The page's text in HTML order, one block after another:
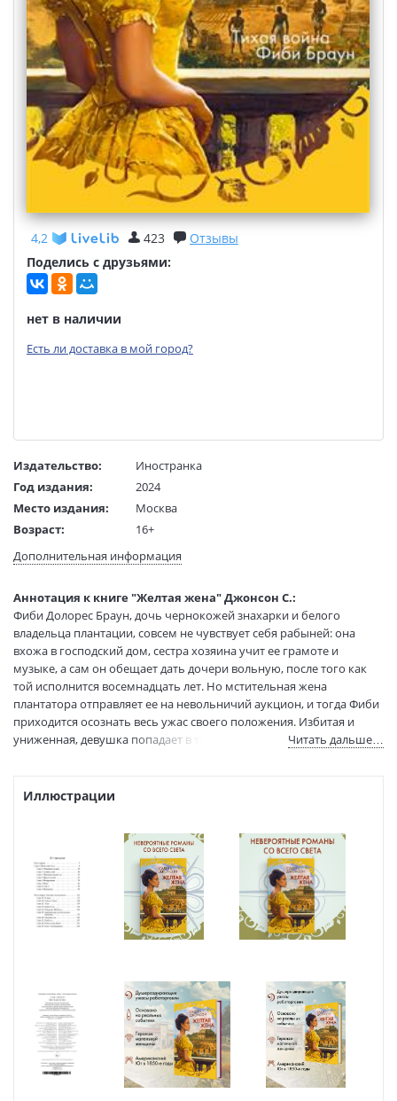
4,2 423
Отзывы
Поделись с друзьями:
нет в наличии
Есть ли доставка в мой город?
Издательство:
Иностранка
Год издания:
2024
Место издания:
Москва
Возраст:
16+
Язык текста:
русский
Перевод:
Крусанова Ю.
Тип обложки:
Твердый переплет
Размеры в мм
(ДхШхВ):
205x130x25
Вес:
470 гр.
Страниц:
448
Код товара:
50096071
Артикул:
9785389261631
Дополнительная информация
Аннотация к книге "Желтая жена" Джонсон С.:
Фиби Долорес Браун, дочь чернокожей знахарки и белого
владельца плантации, совсем не чувствует себя рабыней: она
вхожа в господский дом, сестра хозяина учит ее грамоте и
музыке, а сам он обещает дать дочери вольную, после того как
той исполнится восемнадцать лет. Но мстительная жена
плантатора отправляет ее на невольничий аукцион, и тогда Фиби
приходится осознать весь ужас своего положения. Избитая и
униженная, девушка попадает в тюрьму Лапье — страшное
женщины против насилия, надругательства, лишения
Читать дальше…
Иллюстрации